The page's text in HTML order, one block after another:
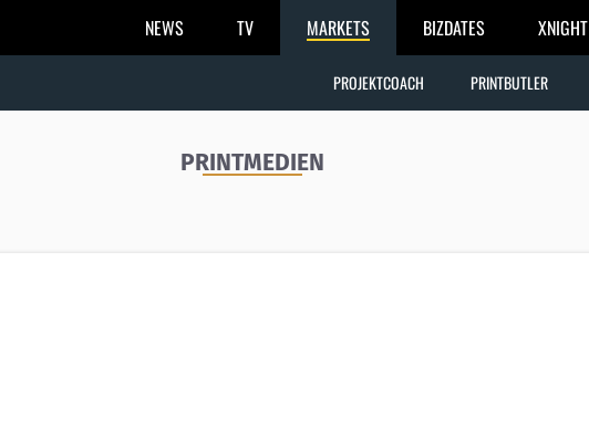
NEWS TV MARKETS BIZDATES XNIGHT
PROJEKTCOACH PRINTBUTLER
PRINTMEDIEN